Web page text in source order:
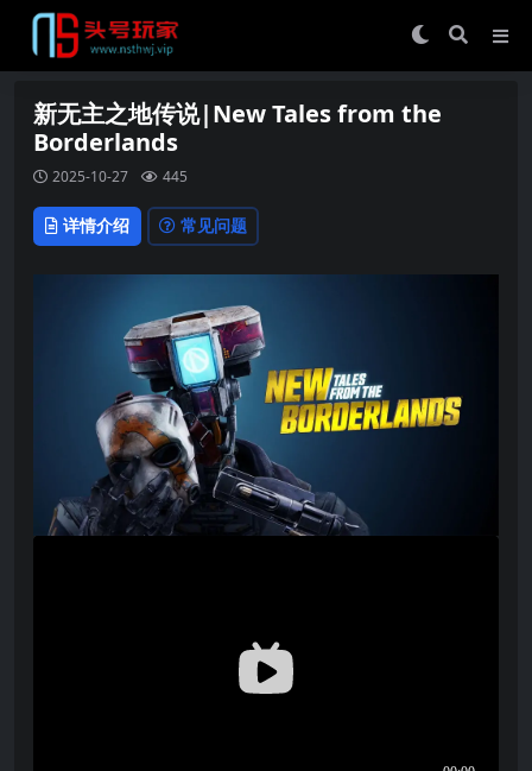
新无主之地传说|New Tales from the
Borderlands
2025-10-27 445
详情介绍 常见问题